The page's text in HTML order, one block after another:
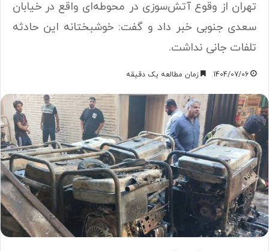
تهران از وقوع آتش‌سوزی در محوطه‌ای واقع در خیابان
سعدی جنوبی خبر داد و گفت: خوشبختانه این حادثه
تلفات جانی نداشت.
1404/07/06 زمان مطالعه یک دقیقه